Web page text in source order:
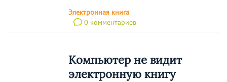
Электронная книга
0 комментариев
Компьютер не видит
электронную книгу